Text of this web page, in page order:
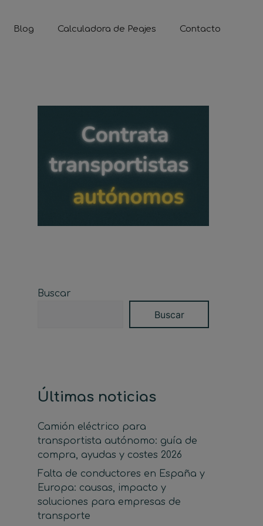
Blog Calculadora de Peajes Contacto
Buscar
Buscar
Últimas noticias
Camión eléctrico para
transportista autónomo: guía de
compra, ayudas y costes 2026
Falta de conductores en España y
Europa: causas, impacto y
soluciones para empresas de
transporte